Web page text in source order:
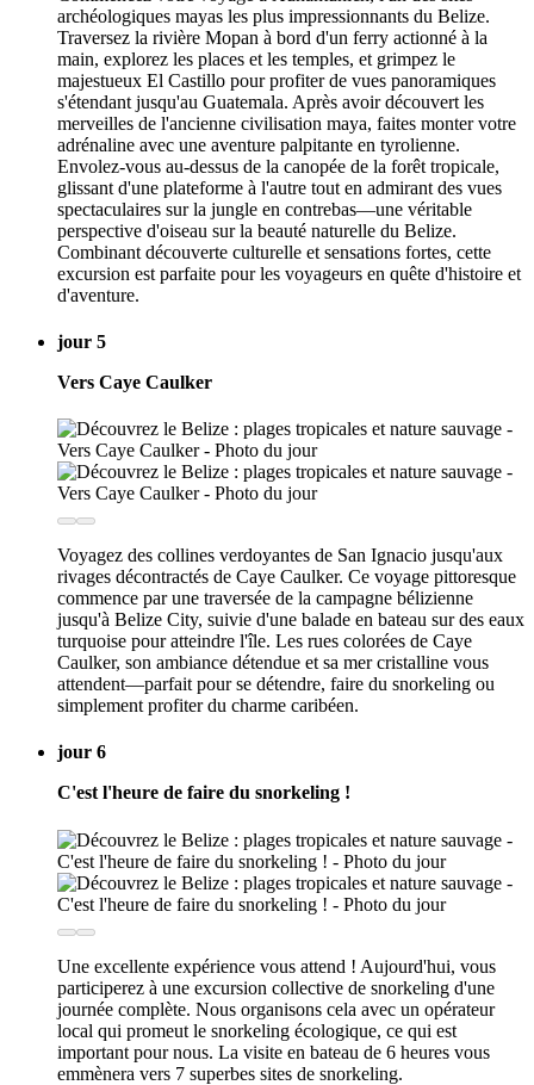
archéologiques mayas les plus impressionnants du Belize.
Traversez la rivière Mopan à bord d'un ferry actionné à la
main, explorez les places et les temples, et grimpez le
majestueux El Castillo pour profiter de vues panoramiques
s'étendant jusqu'au Guatemala. Après avoir découvert les
merveilles de l'ancienne civilisation maya, faites monter votre
adrénaline avec une aventure palpitante en tyrolienne.
Envolez-vous au-dessus de la canopée de la forêt tropicale,
glissant d'une plateforme à l'autre tout en admirant des vues
spectaculaires sur la jungle en contrebas—une véritable
perspective d'oiseau sur la beauté naturelle du Belize.
Combinant découverte culturelle et sensations fortes, cette
excursion est parfaite pour les voyageurs en quête d'histoire et
d'aventure.
jour 5
Vers Caye Caulker
Voyagez des collines verdoyantes de San Ignacio jusqu'aux
rivages décontractés de Caye Caulker. Ce voyage pittoresque
commence par une traversée de la campagne bélizienne
jusqu'à Belize City, suivie d'une balade en bateau sur des eaux
turquoise pour atteindre l'île. Les rues colorées de Caye
Caulker, son ambiance détendue et sa mer cristalline vous
attendent—parfait pour se détendre, faire du snorkeling ou
simplement profiter du charme caribéen.
jour 6
C'est l'heure de faire du snorkeling !
Une excellente expérience vous attend ! Aujourd'hui, vous
participerez à une excursion collective de snorkeling d'une
journée complète. Nous organisons cela avec un opérateur
local qui promeut le snorkeling écologique, ce qui est
important pour nous. La visite en bateau de 6 heures vous
emmènera vers 7 superbes sites de snorkeling.